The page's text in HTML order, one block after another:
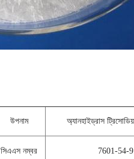
উপনাম অ্যানহাইড্রাস
সিএএস নম্বর 7601-54-9